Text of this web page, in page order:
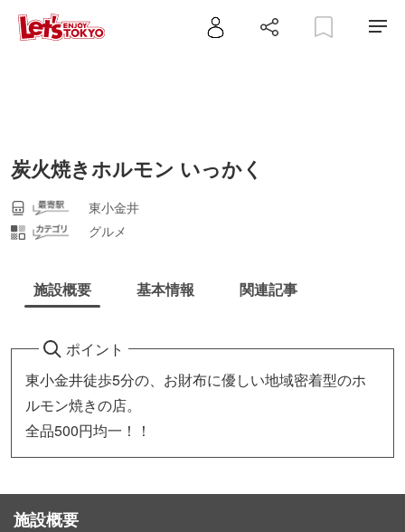
炭火焼きホルモン いっかく
東小金井
グルメ
施設概要 基本情報 関連記事
ポイント
東小金井徒歩5分の、お財布に優しい地域密着型のホ
ルモン焼きの店。
全品500円均一！！
施設概要